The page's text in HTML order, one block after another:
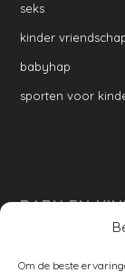
Om de beste
seks
kinder
babyhap
sporten voor
BABY EN
Ontwikkeling per